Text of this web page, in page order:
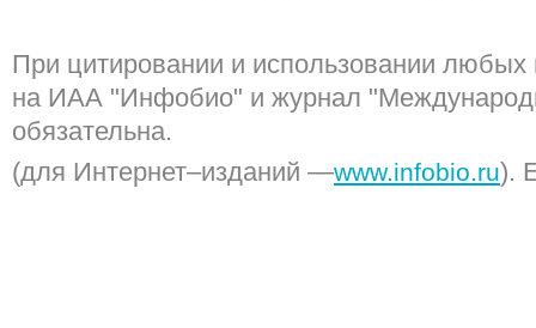
При цитировании и использовании любых
на ИАА "Инфобио" и журнал
обязательна.
(для Интернет–изданий —www.infobio.ru).